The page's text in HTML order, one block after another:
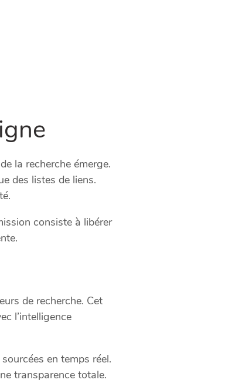
la recherche émerge.
des listes de liens.
consiste à libérer
de recherche. Cet
l’intelligence
en temps réel.
transparence totale.